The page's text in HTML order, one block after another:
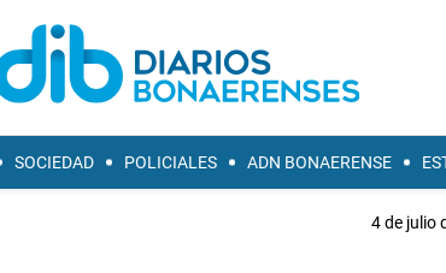
SOCIEDAD POLICIALES ADN BONAERENSE
4 de julio